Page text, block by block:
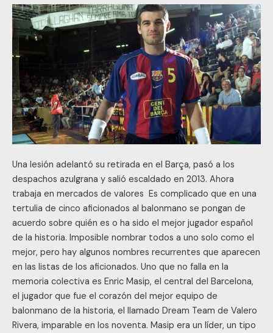
Una lesión adelantó su retirada en el Barça, pasó a los
despachos azulgrana y salió escaldado en 2013. Ahora
trabaja en mercados de valores Es complicado que en una
tertulia de cinco aficionados al balonmano se pongan de
acuerdo sobre quién es o ha sido el mejor jugador español
de la historia. Imposible nombrar todos a uno solo como el
mejor, pero hay algunos nombres recurrentes que aparecen
en las listas de los aficionados. Uno que no falla en la
memoria colectiva es Enric Masip, el central del Barcelona,
el jugador que fue el corazón del mejor equipo de
balonmano de la historia, el llamado Dream Team de Valero
Rivera, imparable en los noventa. Masip era un líder, un tipo
Masip,
corazón
del
Dream